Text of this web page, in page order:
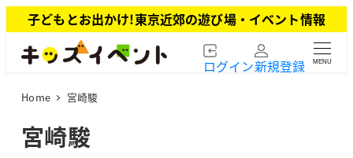
イ
子どもとお出かけ!東京近郊の遊び場・イベント情報
ログイン新規登録 MENU
Home 宮崎駿
宮崎駿